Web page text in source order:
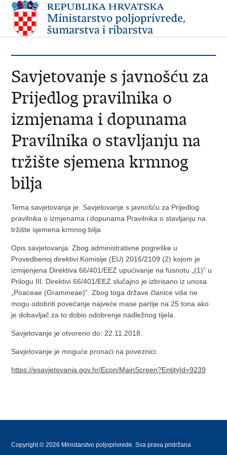
Savjetovanje s javnošću za
Prijedlog pravilnika o
izmjenama i dopunama
Pravilnika o stavljanju na
tržište sjemena krmnog
bilja
Tema savjetovanja je: Savjetovanje s javnošću za Prijedlog
pravilnika o izmjenama i dopunama Pravilnika o stavljanju na
tržište sjemena krmnog bilja
Opis savjetovanja: Zbog administrativne pogreške u
Provedbenoj direktivi Komisije (EU) 2016/2109 (2) kojom je
izmijenjena Direktiva 66/401/EEZ upućivanje na fusnotu „(1)” u
Prilogu III. Direktivi 66/401/EEZ slučajno je izbrisano iz unosa
„Poaceae (Gramineae)”. Zbog toga države članice više ne
mogu odobriti povećanje najveće mase partije na 25 tona ako
je dobavljač za to dobio odobrenje nadležnog tijela.
Savjetovanje je otvoreno do: 22.11.2018.
Savjetovanje je moguće pronaći na poveznici:
https://esavjetovanja.gov.hr/Econ/MainScreen?EntityId=9239
Copyright © 2026 Ministarstvo poljoprivrede. Sva prava pridržana